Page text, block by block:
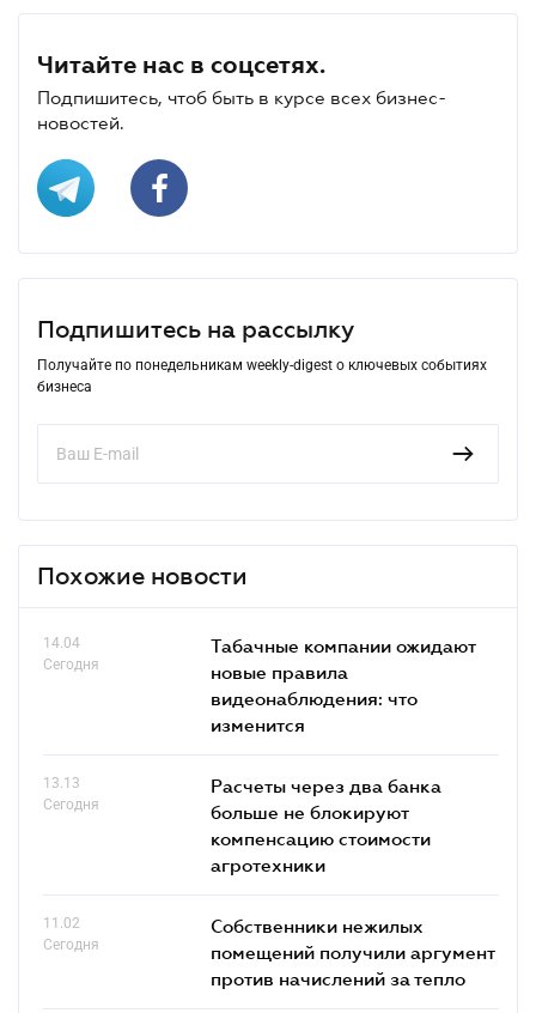
Читайте нас в соцсетях.
Подпишитесь, чтоб быть в курсе всех бизнес-
новостей.
Подпишитесь на рассылку
Получайте по понедельникам weekly-digest о ключевых событиях
бизнеса
Похожие новости
14.04
Сегодня
Табачные компании ожидают
новые правила
видеонаблюдения: что
изменится
13.13
Сегодня
Расчеты через два банка
больше не блокируют
компенсацию стоимости
агротехники
11.02
Сегодня
Собственники нежилых
помещений получили аргумент
против начислений за тепло